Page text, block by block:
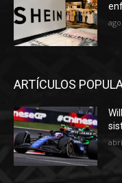
ARTÍCULOS